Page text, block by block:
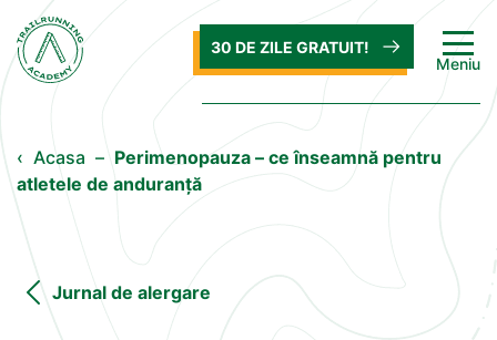
Meniu
30 DE ZILE GRATUIT!
‹ Acasa – Perimenopauza – ce înseamnă pentru
atletele de anduranță
Jurnal de alergare